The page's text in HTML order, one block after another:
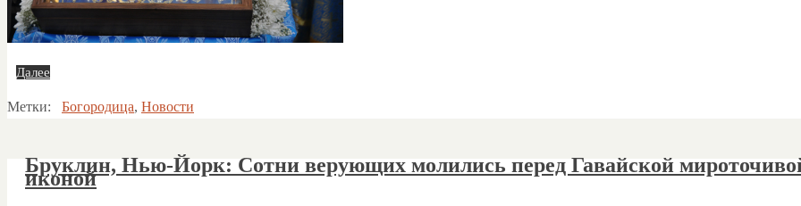
Далее
Метки: Богородица, Новости
Бруклин, Нью-Йорк: Сотни верующих молились перед Гавайской
иконой